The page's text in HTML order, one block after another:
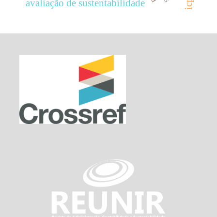
avaliação de sustentabilidade